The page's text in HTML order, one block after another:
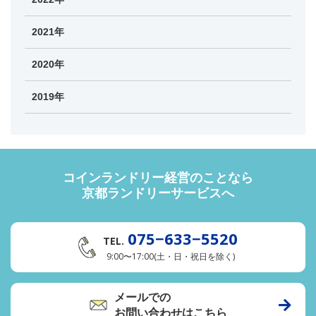
2021年
2020年
2019年
コインランドリー経営のことなら
京都ランドリーサービスへ
TEL. 075−633−5520
9:00〜17:00(土・日・祝日を除く)
メールでの
お問い合わせはこちら